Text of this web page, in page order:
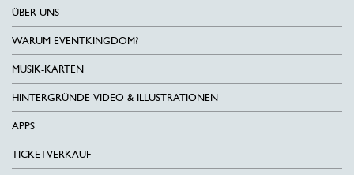
ÜBER UNS
WARUM EVENTKINGDOM?
MUSIK-KARTEN
HINTERGRÜNDE VIDEO & ILLUSTRATIONEN
APPS
TICKETVERKAUF